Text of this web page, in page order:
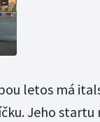
letos má
Jeho startu